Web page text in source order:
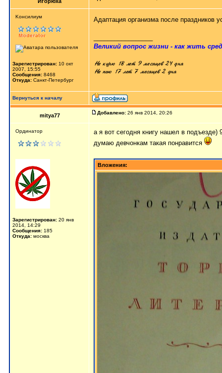
Kонсилиум
Зарегистрирован: 10 окт
2007, 15:55
Сообщения: 8468
Откуда: Санкт-Петербург
Адаптация организма после
Великий вопрос жизни - как жить
Вернуться к началу
mitya77 Добавлено: 26 янв 2014, 20:26
Ординатор
Зарегистрирован: 20 янв
2014, 14:29
Сообщения: 185
Откуда: москва
а я вот сегодня книгу нашел в подъезде)
думаю девчонкам такая понравится
Вложения: